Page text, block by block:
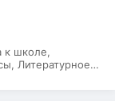
к школе,
Литературное